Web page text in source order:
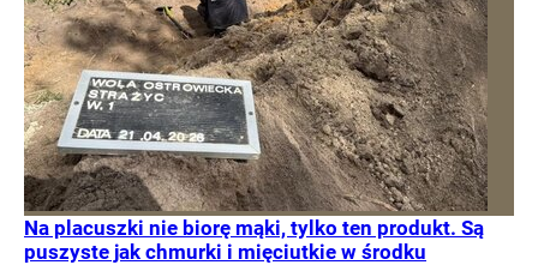
Na placuszki nie biorę mąki, tylko ten produkt. Są
puszyste jak chmurki i mięciutkie w środku